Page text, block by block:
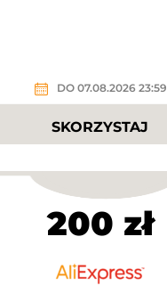
DO 07.08.2026 23:59
SKORZYSTAJ
200 zł